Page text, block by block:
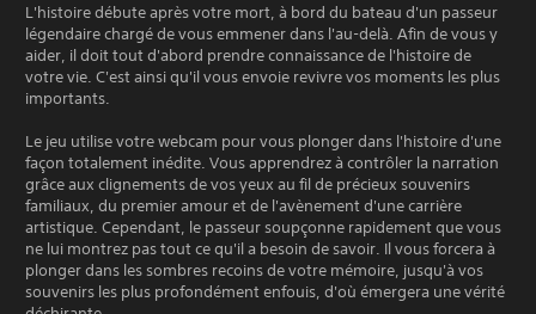
L'histoire débute après votre mort, à bord du bateau d'un passeur
légendaire chargé de vous emmener dans l'au-delà. Afin de vous y
aider, il doit tout d'abord prendre connaissance de l'histoire de
votre vie. C'est ainsi qu'il vous envoie revivre vos moments les plus
importants.
Le jeu utilise votre webcam pour vous plonger dans l'histoire d'une
façon totalement inédite. Vous apprendrez à contrôler la narration
grâce aux clignements de vos yeux au fil de précieux souvenirs
familiaux, du premier amour et de l'avènement d'une carrière
artistique. Cependant, le passeur soupçonne rapidement que vous
ne lui montrez pas tout ce qu'il a besoin de savoir. Il vous forcera à
plonger dans les sombres recoins de votre mémoire, jusqu'à vos
souvenirs les plus profondément enfouis, d'où émergera une vérité